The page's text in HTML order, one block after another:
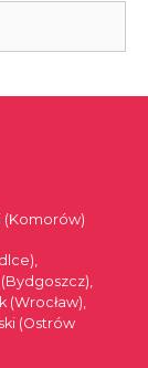
(Komorów)
(Ostrów